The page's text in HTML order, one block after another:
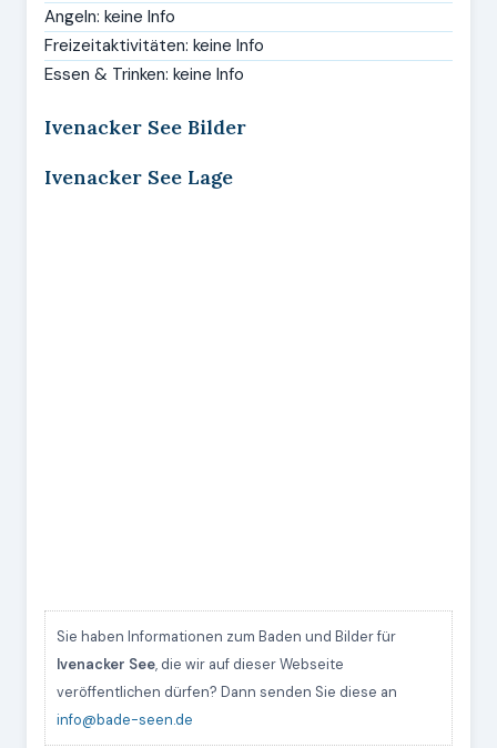
Angeln: keine Info
Freizeitaktivitäten: keine Info
Essen & Trinken: keine Info
Ivenacker See Bilder
Ivenacker See Lage
Sie haben Informationen zum Baden und Bilder für
Ivenacker See, die wir auf dieser Webseite
veröffentlichen dürfen? Dann senden Sie diese an
info@bade-seen.de